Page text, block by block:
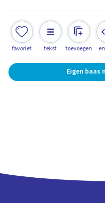
favoriet tekst toevoegen
Eigen baas